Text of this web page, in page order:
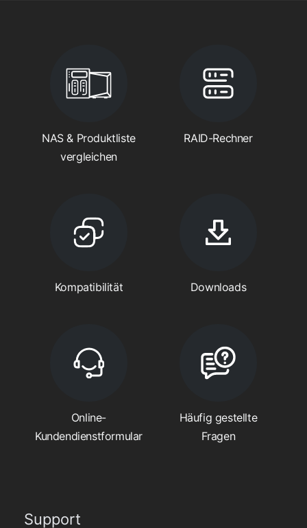
NAS & Produktliste
vergleichen
RAID-Rechner
Kompatibilität Downloads
Online-
Kundendienstformular
Häufig gestellte
Fragen
Support